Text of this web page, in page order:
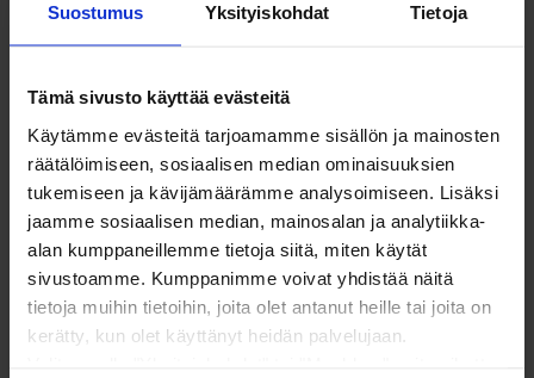
Suostumus Yksityiskohdat Tietoja
Tämä sivusto käyttää evästeitä
Käytämme evästeitä tarjoamamme sisällön ja mainosten
räätälöimiseen, sosiaalisen median ominaisuuksien
tukemiseen ja kävijämäärämme analysoimiseen. Lisäksi
jaamme sosiaalisen median, mainosalan ja analytiikka-
alan kumppaneillemme tietoja siitä, miten käytät
sivustoamme. Kumppanimme voivat yhdistää näitä
tietoja muihin tietoihin, joita olet antanut heille tai joita on
kerätty, kun olet käyttänyt heidän palvelujaan.
ESD kokoonpano työpiste, sähkösäätö 1500×800
mm
4 685,00€